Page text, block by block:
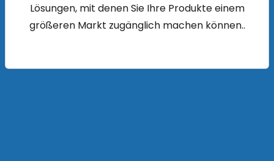
Lösungen, mit denen Sie Ihre Produkte einem
größeren Markt zugänglich machen können..